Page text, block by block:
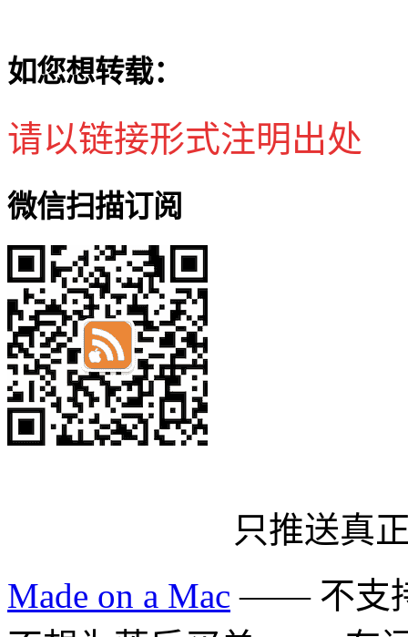
如您想转载：
请以链接形式注明出处
微信扫描订阅
只推送真
Made on a Mac —— 不支